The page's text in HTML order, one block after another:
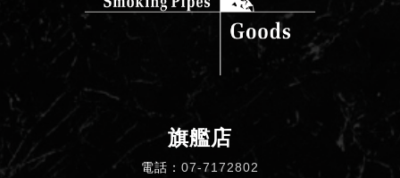
旗艦店
電話： 07-7172802